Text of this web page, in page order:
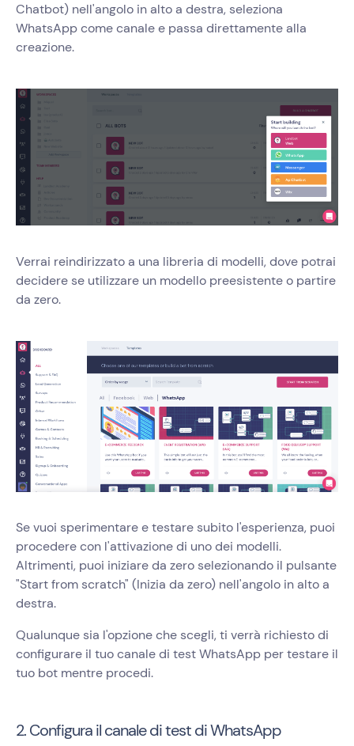
Chatbot) nell'angolo in alto a destra, seleziona
WhatsApp come canale e passa direttamente alla
creazione.
Verrai reindirizzato a una libreria di modelli, dove potrai
decidere se utilizzare un modello preesistente o partire
da zero.
Se vuoi sperimentare e testare subito l'esperienza, puoi
procedere con l'attivazione di uno dei modelli.
Altrimenti, puoi iniziare da zero selezionando il pulsante
"Start from scratch" (Inizia da zero) nell'angolo in alto a
destra.
Qualunque sia l'opzione che scegli, ti verrà richiesto di
configurare il tuo canale di test WhatsApp per testare il
tuo bot mentre procedi.
2. Configura il canale di test di WhatsApp